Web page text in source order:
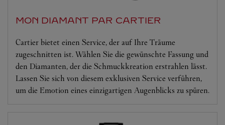
MON DIAMANT PAR CARTIER
Cartier bietet einen Service, der auf Ihre Träume
zugeschnitten ist. Wählen Sie die gewünschte Fassung und
den Diamanten, der die Schmuckkreation erstrahlen lässt.
Lassen Sie sich von diesem exklusiven Service verführen,
um die Emotion eines einzigartigen Augenblicks zu spüren.